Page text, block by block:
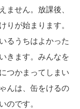
ません。放課後、
りが始まります。
るうちはよかった
きます。みんなを
つかまってしまい
んは、缶をけるの
のです。